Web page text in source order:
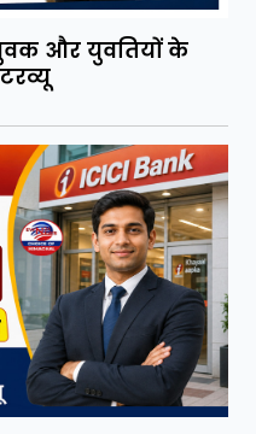
और युवतियों के